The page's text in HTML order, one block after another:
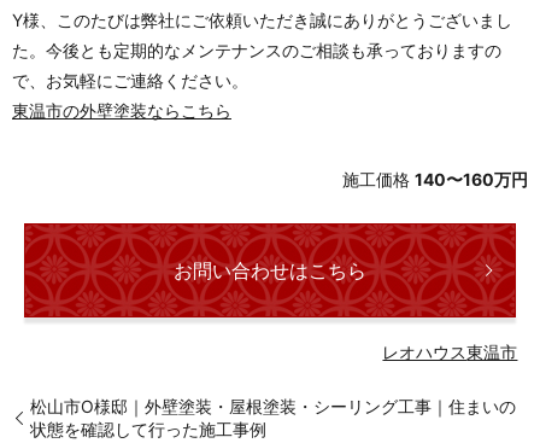
Y様、このたびは弊社にご依頼いただき誠にありがとうございまし
た。今後とも定期的なメンテナンスのご相談も承っておりますの
で、お気軽にご連絡ください。
東温市の外壁塗装ならこちら
施工価格 140〜160万円
お問い合わせはこちら
レオハウス東温市
松山市O様邸｜外壁塗装・屋根塗装・シーリング工事｜住まいの
状態を確認して行った施工事例